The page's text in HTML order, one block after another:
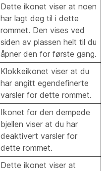
Dette ikonet viser at noen
har lagt deg til i dette
rommet. Den vises ved
siden av plassen helt til du
åpner den for første gang.
Klokkeikonet viser at du
har angitt egendefinerte
varsler for dette rommet.
Ikonet for den dempede
bjellen viser at du har
deaktivert varsler for
dette rommet.
Dette ikonet viser at